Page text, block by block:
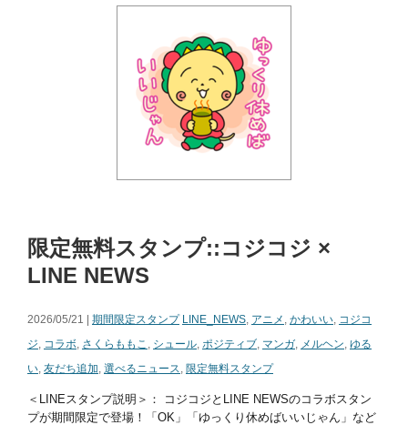
限定無料スタンプ::コジコジ ×
LINE NEWS
2026/05/21 | 期間限定スタンプ LINE_NEWS, アニメ , かわいい, コジコ
ジ, コラボ, さくらももこ , シュール, ポジティブ, マンガ, メルヘン, ゆる
い, 友だち追加, 選べるニュース, 限定無料スタンプ
＜LINEスタンプ説明＞： コジコジとLINE NEWSのコラボスタン
プが期間限定で登場！「OK」「ゆっくり休めばいいじゃん」など